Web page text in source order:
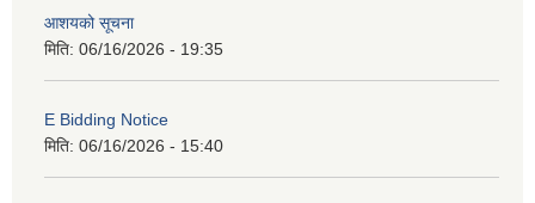
आशयको सूचना
मिति: 06/16/2026 - 19:35
E Bidding Notice
मिति: 06/16/2026 - 15:40